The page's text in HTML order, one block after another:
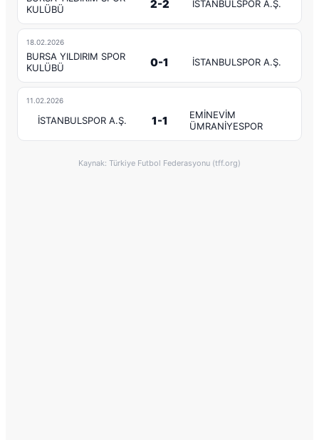
KULÜBÜ
2-2 İSTANBULSPOR A.Ş.
18.02.2026
BURSA YILDIRIM SPOR
KULÜBÜ
0-1 İSTANBULSPOR A.Ş.
11.02.2026
İSTANBULSPOR A.Ş. 1-1
EMİNEVİM
ÜMRANİYESPOR
Kaynak: Türkiye Futbol Federasyonu (tff.org)